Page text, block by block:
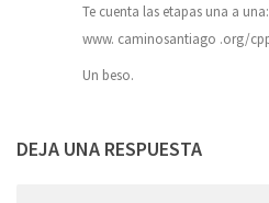
Te cuenta las etapas una a una:
www. caminosantiago .org/
Un beso.
DEJA UNA RESPUESTA